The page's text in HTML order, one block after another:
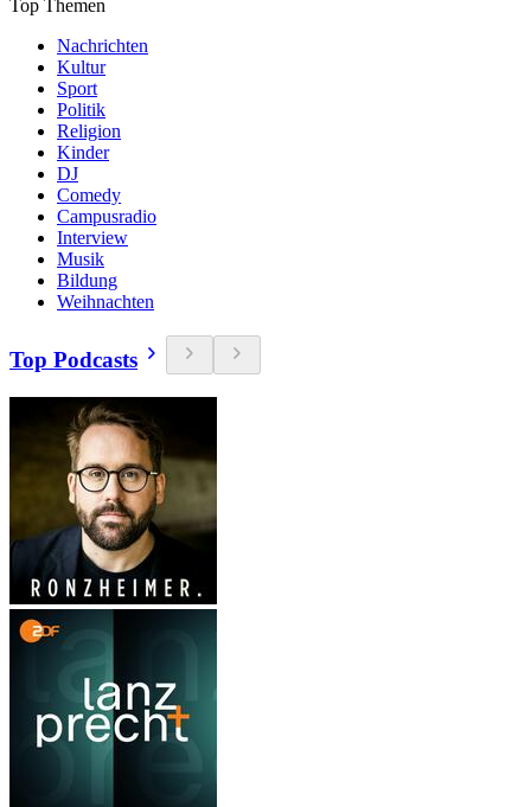
Top Themen
Nachrichten
Kultur
Sport
Politik
Religion
Kinder
DJ
Comedy
Campusradio
Interview
Musik
Bildung
Weihnachten
Top Podcasts